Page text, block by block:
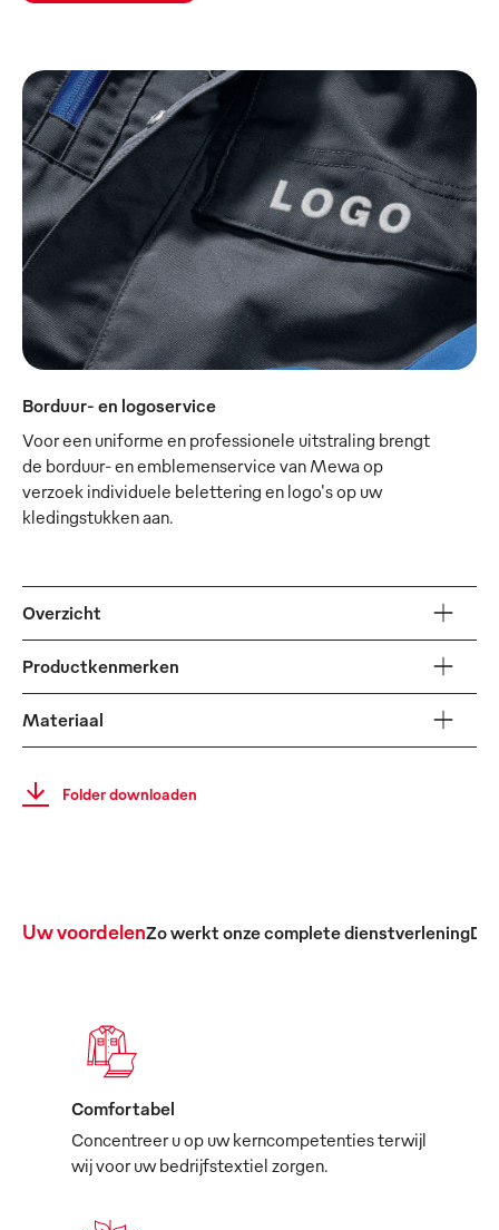
Borduur- en logoservice
Voor een uniforme en professionele uitstraling brengt
de borduur- en emblemenservice van Mewa op
verzoek individuele belettering en logo's op uw
kledingstukken aan.
Overzicht
Productkenmerken
Materiaal
Folder downloaden
Uw voordelenZo werkt onze complete dienstverleningDe
Comfortabel
Concentreer u op uw kerncompetenties terwijl
wij voor uw bedrijfstextiel zorgen.